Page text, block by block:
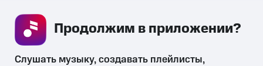
СКАЧАТЬ ПРИЛОЖЕНИЕ
Слушать музыку, создавать плейлисты,